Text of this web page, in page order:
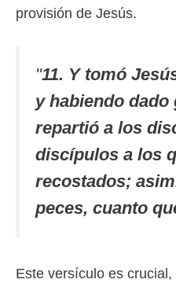
provisión de Jesús.
"11. Y tomó
y habiendo dado
repartió a los
discípulos a los
recostados;
peces, cuanto
Este versículo es